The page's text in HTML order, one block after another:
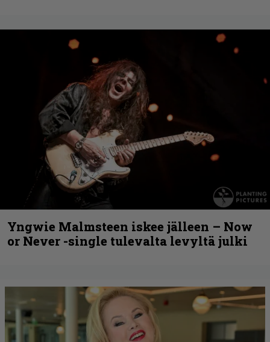
Yngwie Malmsteen iskee jälleen – Now
or Never -single tulevalta levyltä julki